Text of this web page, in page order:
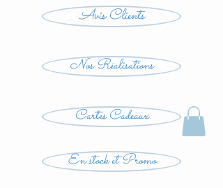
Avis Clients
Nos Réalisations
Cartes Cadeaux
En stock et Promo